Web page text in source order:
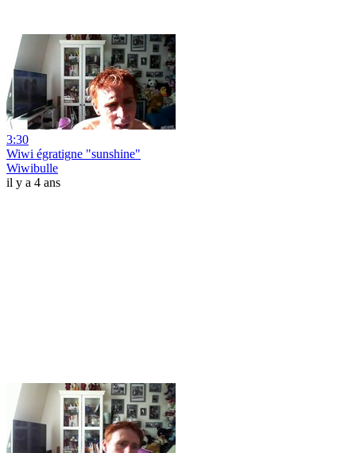
3:30
Wiwi égratigne "sunshine"
Wiwibulle
il y a 4 ans